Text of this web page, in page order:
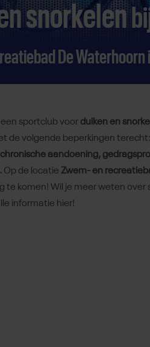
snorkelen
De Waterhoorn
een sportclub voor duiken en
de volgende beperkingen terecht:
aandoening,
Op de locatie Zwem- en
te komen! Wil je meer weten over
informatie hier!